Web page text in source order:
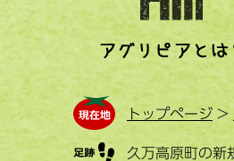
トップページ >
久万高原町の新